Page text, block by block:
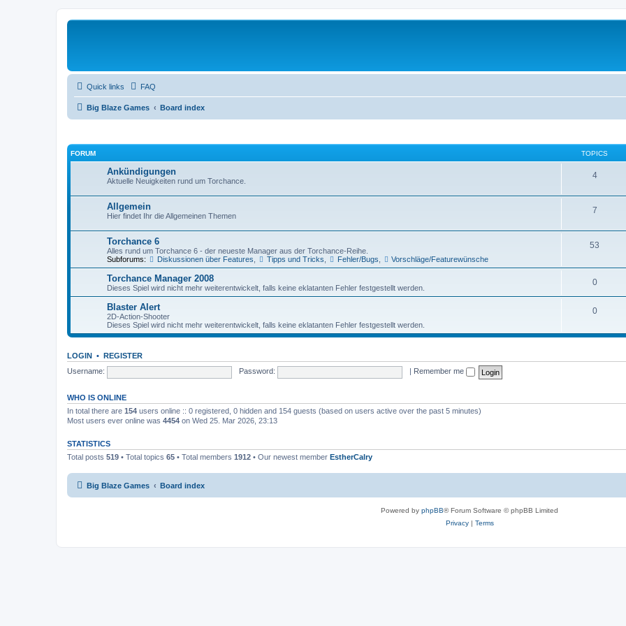
Quick links FAQ
Big Blaze Games Board index
FORUM TOPICS
Ankündigungen
Aktuelle Neuigkeiten rund um Torchance.
4
Allgemein
Hier findet Ihr die Allgemeinen Themen
7
Torchance 6
Alles rund um Torchance 6 - der neueste Manager aus der Torchance-Reihe.
Subforums:
Diskussionen über Features Tipps und Tricks Fehler/Bugs Vorschläge/Featurewünsche
53
Torchance Manager 2008
Dieses Spiel wird nicht mehr weiterentwickelt, falls keine eklatanten Fehler festgestellt werden.
0
Blaster Alert
2D-Action-Shooter
Dieses Spiel wird nicht mehr weiterentwickelt, falls keine eklatanten Fehler festgestellt werden.
0
LOGIN • REGISTER
Username:
Password: Remember me
WHO IS ONLINE
In total there are 154 users online :: 0 registered, 0 hidden and 154 guests (based on users active over the past 5 minutes)
Most users ever online was 4454 on Wed 25. Mar 2026, 23:13
STATISTICS
Total posts 519 • Total topics 65 • Total members 1912 • Our newest member EstherCalry
Big Blaze Games Board index
Powered by phpBB® Forum Software © phpBB Limited
Privacy| Terms